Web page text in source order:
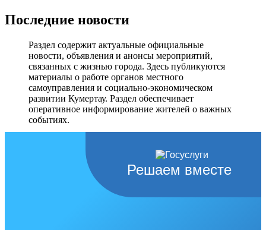
Последние новости
Раздел содержит актуальные официальные
новости, объявления и анонсы мероприятий,
связанных с жизнью города. Здесь публикуются
материалы о работе органов местного
самоуправления и социально-экономическом
развитии Кумертау. Раздел обеспечивает
оперативное информирование жителей о важных
событиях.
Решаем вместе